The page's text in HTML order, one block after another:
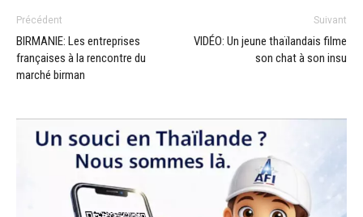
Précédent
BIRMANIE: Les entreprises
françaises à la rencontre du
marché birman
Suivant
VIDÉO: Un jeune thaïlandais filme
son chat à son insu